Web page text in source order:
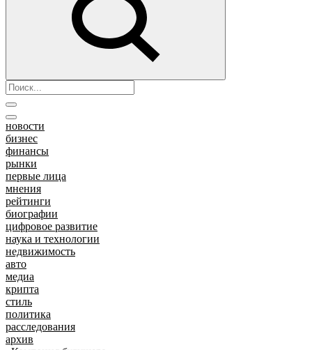
новости
бизнес
финансы
рынки
первые лица
мнения
рейтинги
биографии
цифровое развитие
наука и технологии
недвижимость
авто
медиа
крипта
стиль
политика
расследования
архив